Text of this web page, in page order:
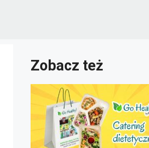
Zobacz też